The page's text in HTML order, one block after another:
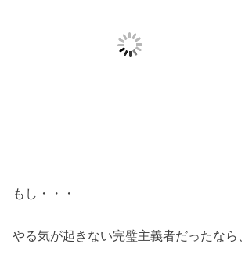
もし・・・
やる気が起きない完璧主義者だったなら、